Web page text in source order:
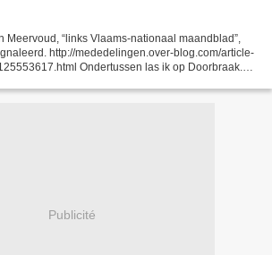
Meervoud, “links Vlaams-nationaal maandblad”,
http://mededelingen.over-blog.com/article-
Ondertussen las ik op Doorbraak.be
Publicité